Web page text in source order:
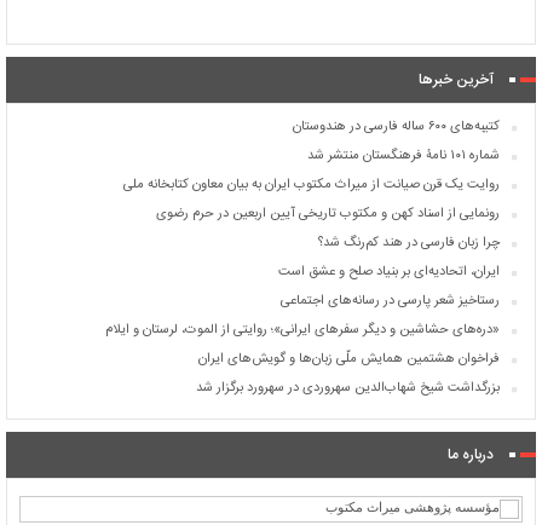
آخرین خبرها
کتیبه‌های ۶۰۰ ساله فارسی در هندوستان
شماره ۱۰۱ نامۀ فرهنگستان منتشر شد
روایت یک قرن صیانت از میراث مکتوب ایران به بیان معاون کتابخانه ملی
رونمایی از اسناد کهن و مکتوب تاریخی آیین اربعین در حرم رضوی
چرا زبان فارسی در هند کم‌رنگ شد؟
ایران، اتحادیه‌ای بر بنیاد صلح و عشق است
رستاخیز شعر پارسی در رسانه‌های اجتماعی
«دره‌های حشاشین و دیگر سفرهای ایرانی»؛ روایتی از الموت، لرستان و ایلام
فراخوان هشتمین همایش ملّی زبان‌ها و گویش‌های ایران
بزرگداشت شیخ شهاب‌الدین سهروردی در سهرورد برگزار شد
درباره ما